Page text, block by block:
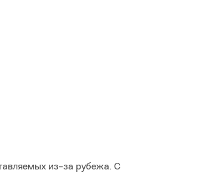
из-за рубежа. С